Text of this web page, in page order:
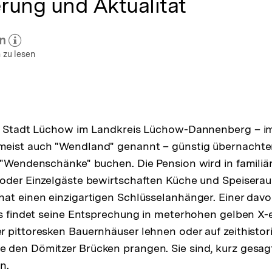
und Aktualität
Autor)
öffnen
lesen
Stadt Lüchow im Landkreis Lüchow-Dannenberg –
auch "Wendland" genannt – günstig
buchen. Die Pension wird in
Einzelgäste bewirtschaften Küche und
einen einzigartigen Schlüsselanhänger. Einer
findet seine Entsprechung in meterhohen gelben X-
pittoresken Bauernhäuser lehnen oder auf
den Dömitzer Brücken prangen. Sie sind, kurz